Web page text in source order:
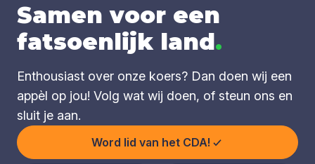
Samen voor een
fatsoenlijk land.
Enthousiast over onze koers? Dan doen wij een
appèl op jou! Volg wat wij doen, of steun ons en
sluit je aan.
Word lid van het CDA!